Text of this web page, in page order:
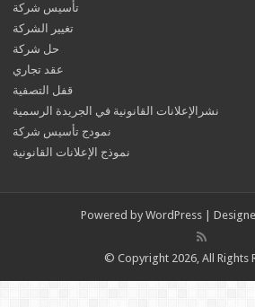
تأسيس شركة
تغيير الشركة
حل شركة
عقد تجاري
قفل التصفية
نشرالإعلانات القانونية في الجريدة الرسمية
نمودج تأسيس شركة
نموذج الإعلانات القانونية
Powered by WordPress |
© Copyright 2026, All Rights